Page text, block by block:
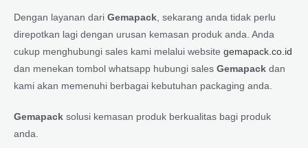
Dengan layanan dari Gemapack , sekarang anda tidak perlu
direpotkan lagi dengan urusan kemasan produk anda. Anda
cukup menghubungi sales kami melalui website gemapack.co.id
dan menekan tombol whatsapp hubungi sales Gemapack dan
kami akan memenuhi berbagai kebutuhan packaging anda.
Gemapack solusi kemasan produk berkualitas bagi produk
anda.